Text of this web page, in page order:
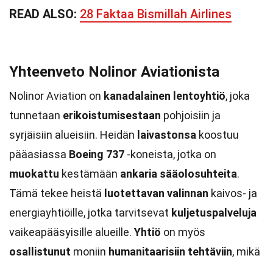
READ ALSO: 28 Faktaa Bismillah Airlines
Yhteenveto Nolinor Aviationista
Nolinor Aviation on kanadalainen lentoyhtiö, joka
tunnetaan erikoistumisestaan pohjoisiin ja
syrjäisiin alueisiin. Heidän laivastonsa koostuu
pääasiassa Boeing 737 -koneista, jotka on
muokattu kestämään ankaria sääolosuhteita.
Tämä tekee heistä luotettavan valinnan kaivos- ja
energiayhtiöille, jotka tarvitsevat kuljetuspalveluja
vaikeapääsyisille alueille. Yhtiö on myös
osallistunut moniin humanitaarisiin tehtäviin, mikä